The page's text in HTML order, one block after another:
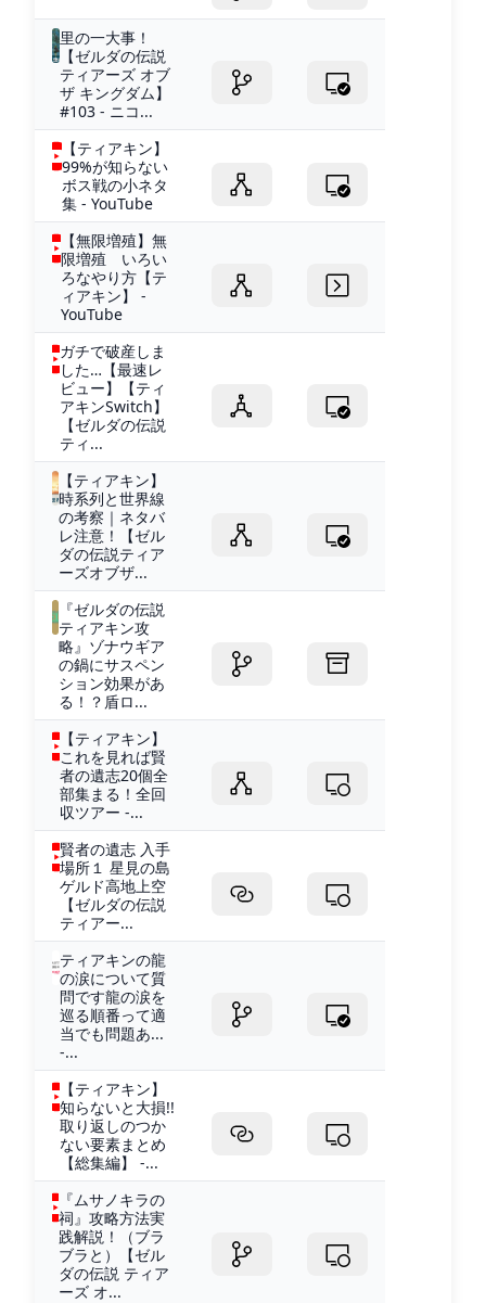
里の一大事！
【ゼルダの伝説
ティアーズ オブ
ザ キングダム】
#103 - ニコ...
【ティアキン】
99%が知らない
ボス戦の小ネタ
集 - YouTube
【無限増殖】無
限増殖 いろい
ろなやり方【テ
ィアキン】 -
YouTube
ガチで破産しま
した…【最速レ
ビュー】【ティ
アキンSwitch】
【ゼルダの伝説
ティ...
【ティアキン】
時系列と世界線
の考察｜ネタバ
レ注意！【ゼル
ダの伝説ティア
ーズオブザ...
『ゼルダの伝説
ティアキン攻
略』ゾナウギア
の鍋にサスペン
ション効果があ
る！？盾ロ...
【ティアキン】
これを見れば賢
者の遺志20個全
部集まる！全回
収ツアー -...
賢者の遺志 入手
場所１ 星見の島
ゲルド高地上空
【ゼルダの伝説
ティアー...
ティアキンの龍
の涙について質
問です龍の涙を
巡る順番って適
当でも問題あ...
-...
【ティアキン】
知らないと大損!!
取り返しのつか
ない要素まとめ
【総集編】 -...
『ムサノキラの
祠』攻略方法実
践解説！（ブラ
ブラと）【ゼル
ダの伝説 ティア
ーズ オ...